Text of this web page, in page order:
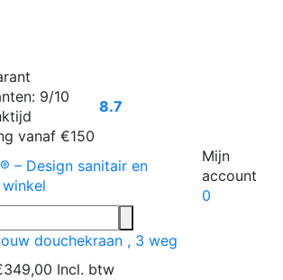
9/10
vanaf €150
8.7
Mijn
account
0
douchekraan , 3 weg
Incl. btw